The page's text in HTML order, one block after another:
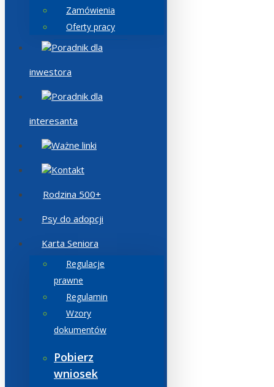
Zamówienia
Oferty pracy
Poradnik dla
inwestora
Poradnik dla
interesanta
Ważne linki
Kontakt
Rodzina 500+
Psy do adopcji
Karta Seniora
Regulacje
prawne
Regulamin
Wzory
dokumentów
Pobierz
wniosek